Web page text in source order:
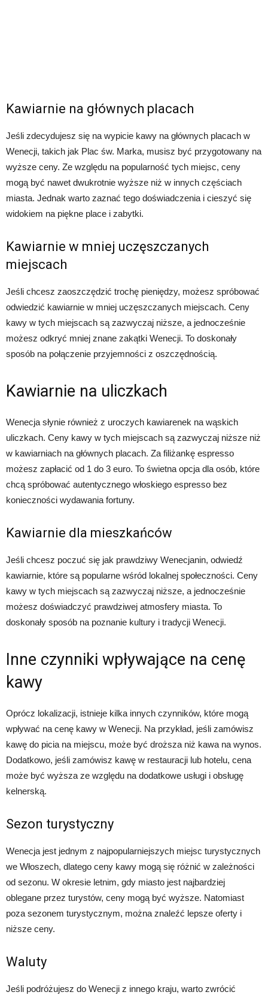
Kawiarnie na głównych placach
Jeśli zdecydujesz się na wypicie kawy na głównych placach w
Wenecji, takich jak Plac św. Marka, musisz być przygotowany na
wyższe ceny. Ze względu na popularność tych miejsc, ceny
mogą być nawet dwukrotnie wyższe niż w innych częściach
miasta. Jednak warto zaznać tego doświadczenia i cieszyć się
widokiem na piękne place i zabytki.
Kawiarnie w mniej uczęszczanych
miejscach
Jeśli chcesz zaoszczędzić trochę pieniędzy, możesz spróbować
odwiedzić kawiarnie w mniej uczęszczanych miejscach. Ceny
kawy w tych miejscach są zazwyczaj niższe, a jednocześnie
możesz odkryć mniej znane zakątki Wenecji. To doskonały
sposób na połączenie przyjemności z oszczędnością.
Kawiarnie na uliczkach
Wenecja słynie również z uroczych kawiarenek na wąskich
uliczkach. Ceny kawy w tych miejscach są zazwyczaj niższe niż
w kawiarniach na głównych placach. Za filiżankę espresso
możesz zapłacić od 1 do 3 euro. To świetna opcja dla osób, które
chcą spróbować autentycznego włoskiego espresso bez
konieczności wydawania fortuny.
Kawiarnie dla mieszkańców
Jeśli chcesz poczuć się jak prawdziwy Wenecjanin, odwiedź
kawiarnie, które są popularne wśród lokalnej społeczności. Ceny
kawy w tych miejscach są zazwyczaj niższe, a jednocześnie
możesz doświadczyć prawdziwej atmosfery miasta. To
doskonały sposób na poznanie kultury i tradycji Wenecji.
Inne czynniki wpływające na cenę
kawy
Oprócz lokalizacji, istnieje kilka innych czynników, które mogą
wpływać na cenę kawy w Wenecji. Na przykład, jeśli zamówisz
kawę do picia na miejscu, może być droższa niż kawa na wynos.
Dodatkowo, jeśli zamówisz kawę w restauracji lub hotelu, cena
może być wyższa ze względu na dodatkowe usługi i obsługę
kelnerską.
Sezon turystyczny
Wenecja jest jednym z najpopularniejszych miejsc turystycznych
we Włoszech, dlatego ceny kawy mogą się różnić w zależności
od sezonu. W okresie letnim, gdy miasto jest najbardziej
oblegane przez turystów, ceny mogą być wyższe. Natomiast
poza sezonem turystycznym, można znaleźć lepsze oferty i
niższe ceny.
Waluty
Jeśli podróżujesz do Wenecji z innego kraju, warto zwrócić